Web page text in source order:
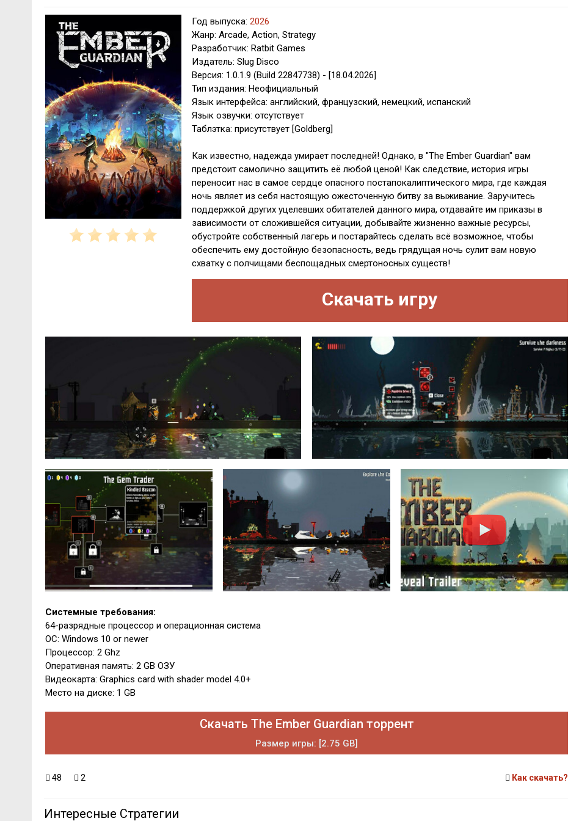
Год выпуска: 2026
Жанр: Arcade, Action, Strategy
Разработчик: Ratbit Games
Издатель: Slug Disco
Версия: 1.0.1.9 (Build 22847738) - [18.04.2026]
Тип издания: Неофициальный
Язык интерфейса: английский, французский, немецкий, испанский
Язык озвучки: отсутствует
Таблэтка: присутствует [Goldberg]
Как известно, надежда умирает последней! Однако, в "The Ember Guardian" вам
предстоит самолично защитить её любой ценой! Как следствие, история игры
переносит нас в самое сердце опасного постапокалиптического мира, где каждая
ночь являет из себя настоящую ожесточенную битву за выживание. Заручитесь
поддержкой других уцелевших обитателей данного мира, отдавайте им приказы в
зависимости от сложившейся ситуации, добывайте жизненно важные ресурсы,
обустройте собственный лагерь и постарайтесь сделать всё возможное, чтобы
обеспечить ему достойную безопасность, ведь грядущая ночь сулит вам новую
схватку с полчищами беспощадных смертоносных существ!
Скачать игру
Системные требования:
64-разрядные процессор и операционная система
ОС: Windows 10 or newer
Процессор: 2 Ghz
Оперативная память: 2 GB ОЗУ
Видеокарта: Graphics card with shader model 4.0+
Место на диске: 1 GB
Скачать The Ember Guardian торрент
Размер игры: [2.75 GB]
48 2 Как скачать?
Интересные Стратегии